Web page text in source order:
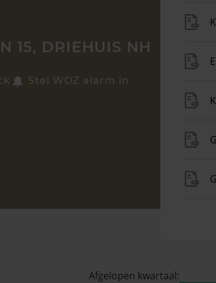
15, DRIEHUIS NH
Stel WOZ alarm in
Afgelopen kwartaal: